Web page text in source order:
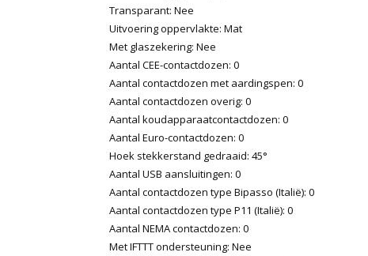
Transparant: Nee
Uitvoering oppervlakte: Mat
Met glaszekering: Nee
Aantal CEE-contactdozen: 0
Aantal contactdozen met aardingspen: 0
Aantal contactdozen overig: 0
Aantal koudapparaatcontactdozen: 0
Aantal Euro-contactdozen: 0
Hoek stekkerstand gedraaid: 45°
Aantal USB aansluitingen: 0
Aantal contactdozen type Bipasso (Italië): 0
Aantal contactdozen type P11 (Italië): 0
Aantal NEMA contactdozen: 0
Met IFTTT ondersteuning: Nee